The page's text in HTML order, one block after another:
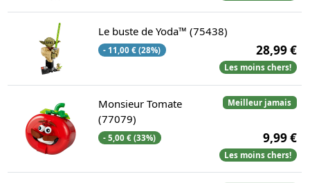
Le buste de Yoda™ (75438)
- 11,00 € (28%) 28,99 €
Les moins chers!
Meilleur jamais
Monsieur Tomate
(77079)
- 5,00 € (33%) 9,99 €
Les moins chers!